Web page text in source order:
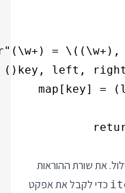
את שורת ההוראות
כדי לקבל את אפקט